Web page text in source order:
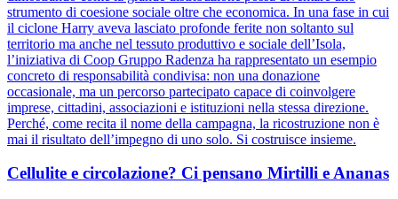
strumento di coesione sociale oltre che economica. In una fase in cui
il ciclone Harry aveva lasciato profonde ferite non soltanto sul
territorio ma anche nel tessuto produttivo e sociale dell’Isola,
l’iniziativa di Coop Gruppo Radenza ha rappresentato un esempio
concreto di responsabilità condivisa: non una donazione
occasionale, ma un percorso partecipato capace di coinvolgere
imprese, cittadini, associazioni e istituzioni nella stessa direzione.
Perché, come recita il nome della campagna, la ricostruzione non è
mai il risultato dell’impegno di uno solo. Si costruisce insieme.
Cellulite e circolazione? Ci pensano Mirtilli e Ananas